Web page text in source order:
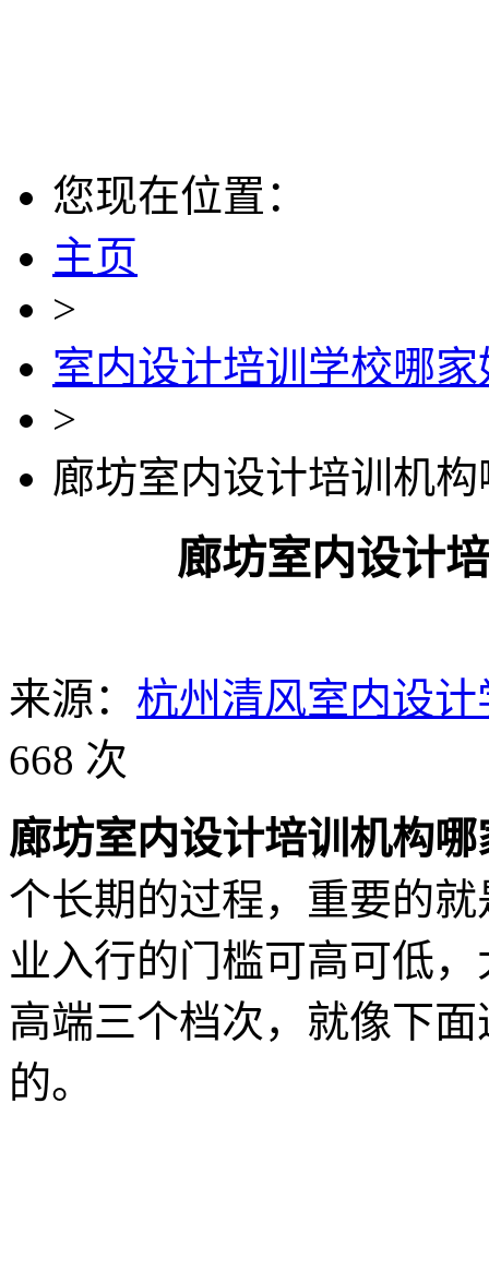
您现在位置：
主页
>
室内设计培训学校哪家
>
廊坊室内设计培训机
廊坊室内设计
来源： 杭州清风室内设计
668 次
廊坊室内设计培训机构
个长期的过程，重要的
业入行的门槛可高可低
高端三个档次，就像下
的。